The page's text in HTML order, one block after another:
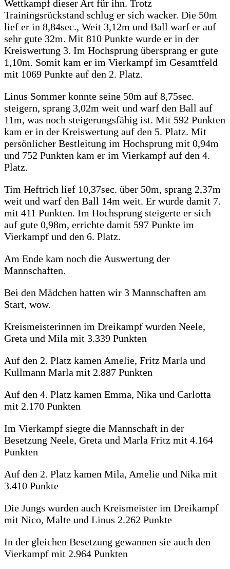
Wettkampf dieser Art für ihn. Trotz
Trainingsrückstand schlug er sich wacker. Die 50m
lief er in 8,84sec., Weit 3,12m und Ball warf er auf
sehr gute 32m. Mit 810 Punkte wurde er in der
Kreiswertung 3. Im Hochsprung übersprang er gute
1,10m. Somit kam er im Vierkampf im Gesamtfeld
mit 1069 Punkte auf den 2. Platz.
Linus Sommer konnte seine 50m auf 8,75sec.
steigern, sprang 3,02m weit und warf den Ball auf
11m, was noch steigerungsfähig ist. Mit 592 Punkten
kam er in der Kreiswertung auf den 5. Platz. Mit
persönlicher Bestleitung im Hochsprung mit 0,94m
und 752 Punkten kam er im Vierkampf auf den 4.
Platz.
Tim Heftrich lief 10,37sec. über 50m, sprang 2,37m
weit und warf den Ball 14m weit. Er wurde damit 7.
mit 411 Punkten. Im Hochsprung steigerte er sich
auf gute 0,98m, errichte damit 597 Punkte im
Vierkampf und den 6. Platz.
Am Ende kam noch die Auswertung der
Mannschaften.
Bei den Mädchen hatten wir 3 Mannschaften am
Start, wow.
Kreismeisterinnen im Dreikampf wurden Neele,
Greta und Mila mit 3.339 Punkten
Auf den 2. Platz kamen Amelie, Fritz Marla und
Kullmann Marla mit 2.887 Punkten
Auf den 4. Platz kamen Emma, Nika und Carlotta
mit 2.170 Punkten
Im Vierkampf siegte die Mannschaft in der
Besetzung Neele, Greta und Marla Fritz mit 4.164
Punkten
Auf den 2. Platz kamen Mila, Amelie und Nika mit
3.410 Punkte
Die Jungs wurden auch Kreismeister im Dreikampf
mit Nico, Malte und Linus 2.262 Punkte
In der gleichen Besetzung gewannen sie auch den
Vierkampf mit 2.964 Punkten